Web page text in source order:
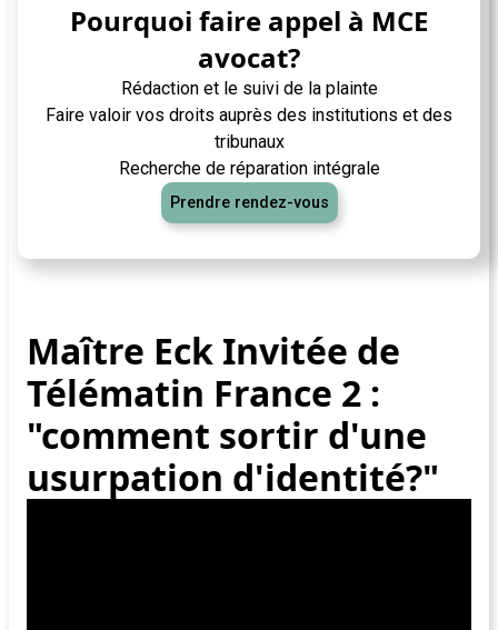
Pourquoi faire appel à MCE
avocat?
Rédaction et le suivi de la plainte
Faire valoir vos droits auprès des institutions et des
tribunaux
Recherche de réparation intégrale
Prendre rendez-vous
Maître Eck Invitée de
Télématin France 2 :
"comment sortir d'une
usurpation d'identité?"